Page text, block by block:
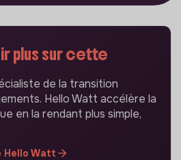
plus sur cette
de la transition
Hello Watt accélère la
en la rendant plus simple,
Hello Watt